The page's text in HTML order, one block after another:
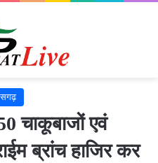
चाकूबाजों एवं
ब्रांच हाजिर कर